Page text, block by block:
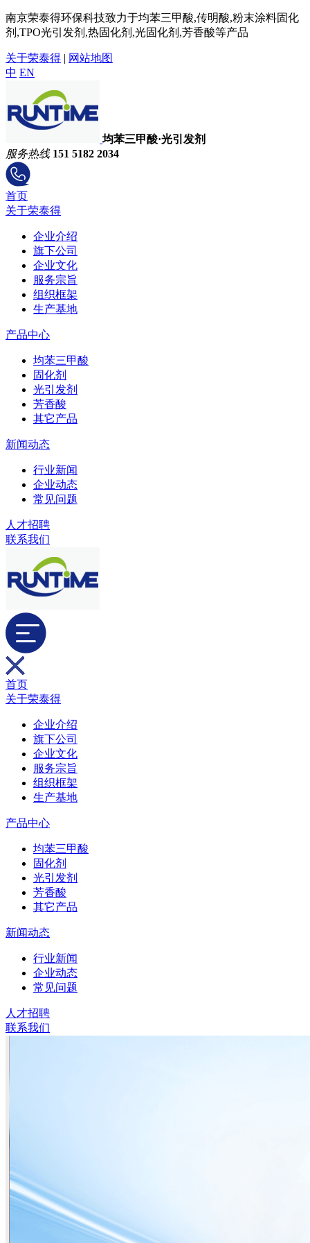
南京荣泰得环保科技致力于均苯三甲酸,传明酸,粉末涂料固化
剂,TPO光引发剂,热固化剂,光固化剂,芳香酸等产品
关于荣泰得 | 网站地图
中 EN
均苯三甲酸·光引发剂
服务热线 151 5182 2034
首页
关于荣泰得
企业介绍
旗下公司
企业文化
服务宗旨
组织框架
生产基地
产品中心
均苯三甲酸
固化剂
光引发剂
芳香酸
其它产品
新闻动态
行业新闻
企业动态
常见问题
人才招聘
联系我们
首页
关于荣泰得
企业介绍
旗下公司
企业文化
服务宗旨
组织框架
生产基地
产品中心
均苯三甲酸
固化剂
光引发剂
芳香酸
其它产品
新闻动态
行业新闻
企业动态
常见问题
人才招聘
联系我们